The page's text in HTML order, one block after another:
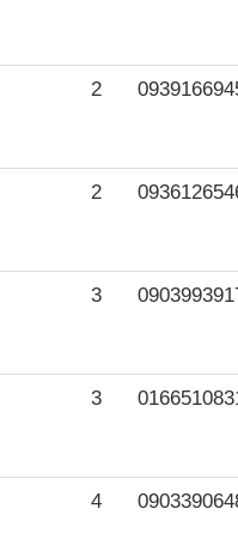
2
2
3
3
4